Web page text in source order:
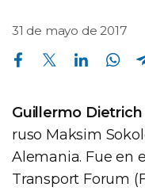
31 de mayo de 2017
Compartir en Facebook Compartir en Twitter Compartir en Linkedin Compartir en Whatsapp
Guillermo Dietrich
ruso Maksim
Alemania. Fue en
Transport Forum